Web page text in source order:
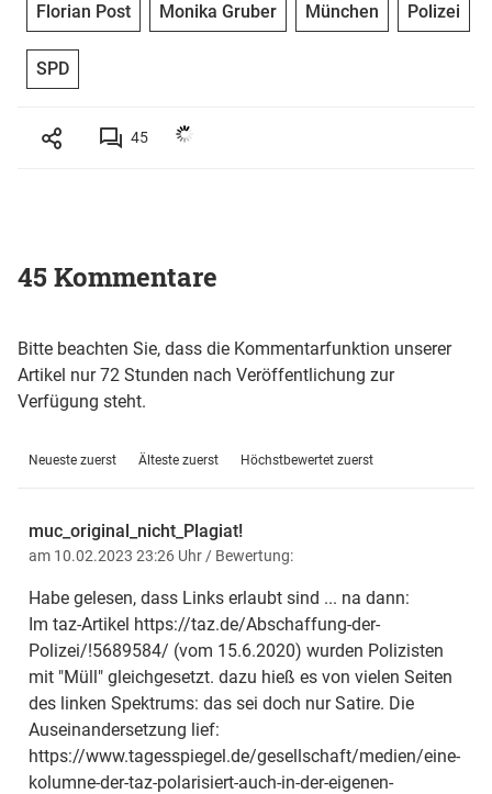
Florian Post Monika Gruber München Polizei
SPD
45
45 Kommentare
Bitte beachten Sie, dass die Kommentarfunktion unserer
Artikel nur 72 Stunden nach Veröffentlichung zur
Verfügung steht.
Neueste zuerst Älteste zuerst Höchstbewertet zuerst
muc_original_nicht_Plagiat!
am 10.02.2023 23:26 Uhr / Bewertung:
Habe gelesen, dass Links erlaubt sind ... na dann:
Im taz-Artikel https://taz.de/Abschaffung-der-
Polizei/!5689584/ (vom 15.6.2020) wurden Polizisten
mit "Müll" gleichgesetzt. dazu hieß es von vielen Seiten
des linken Spektrums: das sei doch nur Satire. Die
Auseinandersetzung lief:
https://www.tagesspiegel.de/gesellschaft/medien/eine-
kolumne-der-taz-polarisiert-auch-in-der-eigenen-